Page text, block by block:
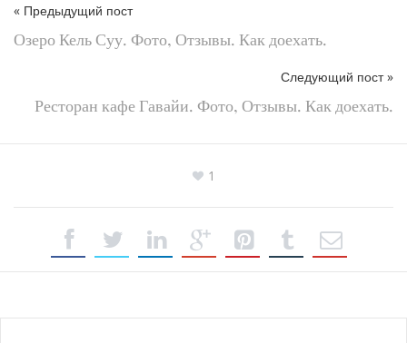
« Предыдущий пост
Озеро Кель Суу. Фото, Отзывы. Как доехать.
Следующий пост »
Ресторан кафе Гавайи. Фото, Отзывы. Как доехать.
1